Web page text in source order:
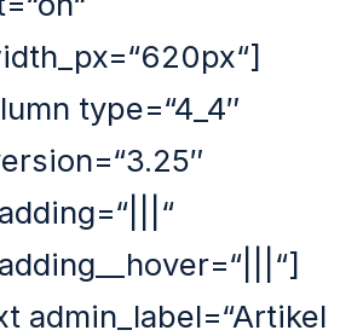
type=“4_4″
admin_label=“Artikel